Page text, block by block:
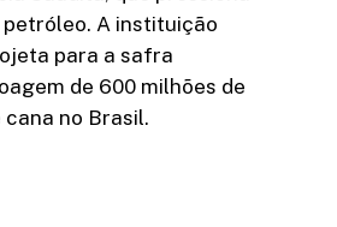
petróleo. A instituição
para a safra
de 600 milhões de
no Brasil.